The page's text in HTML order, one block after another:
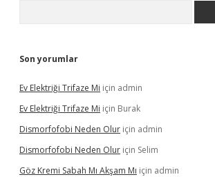
Son yorumlar
Ev Elektriği Trifaze Mi için admin
Ev Elektriği Trifaze Mi için Burak
Dismorfofobi Neden Olur için admin
Dismorfofobi Neden Olur için Selim
Göz Kremi Sabah Mı Akşam Mı için admin